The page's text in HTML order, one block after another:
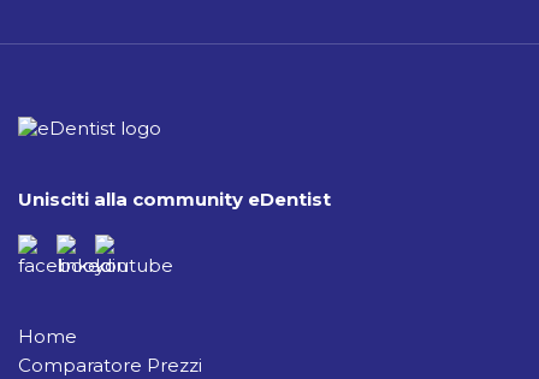
Unisciti alla community eDentist
Home
Comparatore Prezzi